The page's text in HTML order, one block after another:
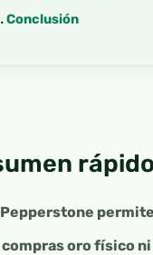
Conclusión
rápido
compras oro físico